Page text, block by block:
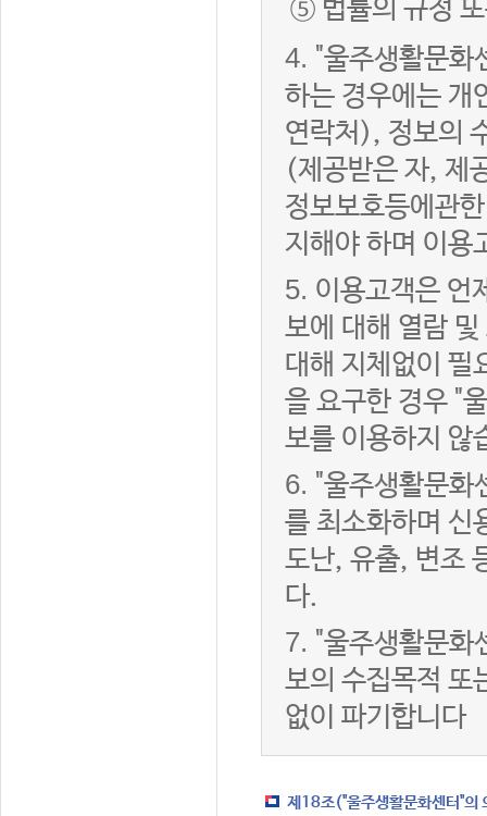
⑤ 법률의 규정 또
4. "울주생활문화
하는 경우에는 개
연락처), 정보의
(제공받은 자, 제
정보보호등에관
지해야 하며 이용
5. 이용고객은 언
보에 대해 열람
대해 지체없이 필
을 요구한 경우 "
보를 이용하지 않
6. "울주생활문화
를 최소화하며 신
도난, 유출, 변조
다.
7. "울주생활문화
보의 수집목적 또
없이 파기합니다
제18조("울주생활문화센터"의